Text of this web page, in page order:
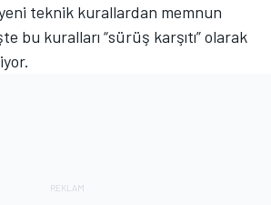
teknik kurallardan memnun
bu kuralları “sürüş karşıtı” olarak